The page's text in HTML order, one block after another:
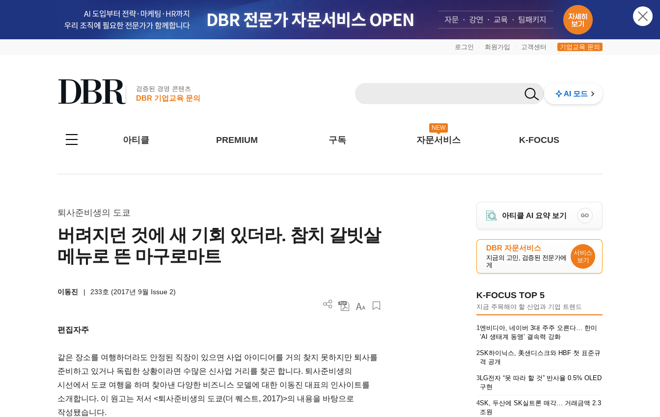
로그인 회원가입 고객센터 기업교육 문의
검증된 경영 콘텐츠
DBR 기업교육 문의
AI 모드
아티클 PREMIUM 구독
NEW
자문서비스 K-FOCUS
퇴사준비생의 도쿄
버려지던 것에 새 기회 있더라. 참치 갈빗살
메뉴로 뜬 마구로마트
이동진 | 233호 (2017년 9월 Issue 2)
편집자주
같은 장소를 여행하더라도 안정된 직장이 있으면 사업 아이디어를 거의 찾지 못하지만 퇴사를
준비하고 있거나 독립한 상황이라면 수많은 신사업 거리를 찾곤 합니다. 퇴사준비생의
시선에서 도쿄 여행을 하며 찾아낸 다양한 비즈니스 모델에 대한 이동진 대표의 인사이트를
소개합니다. 이 원고는 저서 <퇴사준비생의 도쿄(더 퀘스트, 2017)>의 내용을 바탕으로
작성됐습니다.
아티클 AI 요약 보기 GO
DBR 자문서비스
지금의 고민, 검증된 전문가에
게
서비스
보기
K-FOCUS TOP 5
지금 주목해야 할 산업과 기업 트렌드
1엔비디아, 네이버 3대 주주 오른다… 한미
‘AI 생태계 동맹’ 결속력 강화
2SK하이닉스, 美샌디스크와 HBF 첫 표준규
격 공개
3LG전자 “못 따라 할 것” 반사율 0.5% OLED
구현
4SK, 두산에 SK실트론 매각… 거래금액 2.3
조원